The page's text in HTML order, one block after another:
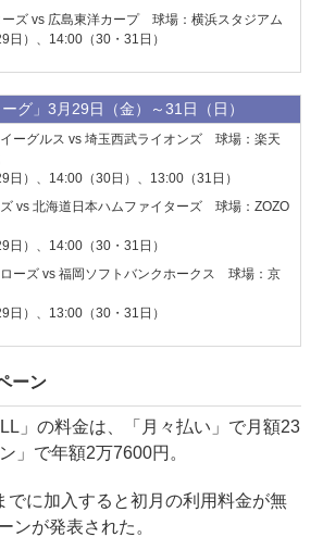
ーズ vs 広島東洋カープ 球場：横浜スタジアム
日）、14:00（30・31日）
グ」3月29日（金）～31日（日）
ーグルス vs 埼玉西武ライオンズ 球場：楽天
日）、14:00（30日）、13:00（31日）
vs 北海道日本ハムファイターズ 球場：ZOZO
日）、14:00（30・31日）
ーズ vs 福岡ソフトバンクホークス 球場：京
日）、13:00（30・31日）
ーン
」の料金は、「月々払い」で月額23
」で年額2万7600円。
に加入すると初月の利用料金が無
ンが発表された。